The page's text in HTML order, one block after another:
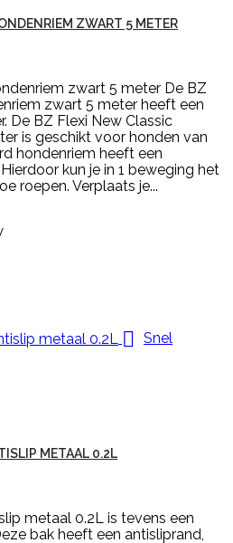
ZWART 5 METER
zwart 5 meter De BZ
zwart 5 meter heeft een
De BZ Flexi New Classic
is geschikt voor honden van
hondenriem heeft een
kun je in 1 beweging het
roepen. Verplaats je...
 Snel
METAAL 0.2L
metaal 0.2L is tevens een
bak heeft een antisliprand,